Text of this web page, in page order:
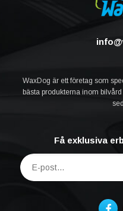
WaxDog är ett företag som
bästa produkterna inom
Få exklusiva